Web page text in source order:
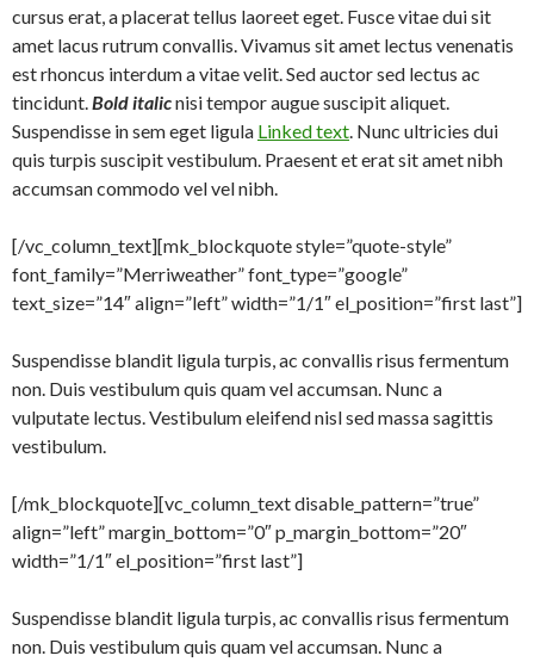
cursus erat, a placerat tellus laoreet eget. Fusce vitae dui sit
amet lacus rutrum convallis. Vivamus sit amet lectus venenatis
est rhoncus interdum a vitae velit. Sed auctor sed lectus ac
tincidunt.Bold italicnisi tempor augue suscipit aliquet.
Suspendisse in sem eget ligula Linked text. Nunc ultricies dui
quis turpis suscipit vestibulum. Praesent et erat sit amet nibh
accumsan commodo vel vel nibh.
[/vc_column_text][mk_blockquote style=”quote-style”
font_family=”Merriweather” font_type=”google”
text_size=”14″ align=”left” width=”1/1″ el_position=”first last”]
Suspendisse blandit ligula turpis, ac convallis risus fermentum
non. Duis vestibulum quis quam vel accumsan. Nunc a
vulputate lectus. Vestibulum eleifend nisl sed massa sagittis
vestibulum.
[/mk_blockquote][vc_column_text disable_pattern=”true”
align=”left” margin_bottom=”0″ p_margin_bottom=”20″
width=”1/1″ el_position=”first last”]
Suspendisse blandit ligula turpis, ac convallis risus fermentum
non. Duis vestibulum quis quam vel accumsan. Nunc a